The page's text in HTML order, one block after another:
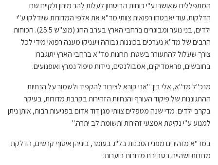
המתפללים שאושרו ע"י כוחות הביטחון לעלות להר מירון ולקיים שם
הדלקות. עוד יאבטחו רפואית צוותי מד"א את אלפי המדורות שיודלקו ע"י
ילדים, בני נוער ומבוגרים ברחבי הארץ בערב החג (מוצ"ש 25.5). הכוחות
הרבים של מד"א נערכים בכוננות גבוהה ויעניקו מענה רפואי מידי לכל
צורך שעלול להתעורר בשטח. תחנות מד"א ברחבי הארץ יתוגברו
בחובשים, פראמדיקים, אמבולנסים, ניידות טיפול נמרץ ואופנועים.
מנכ"ל מד"א, אלי בין: "אני קורא לציבור להקפיד ולשמור על הנחיות
ההתגוננות של פיקוד העורף והנחיות הזהירות בקרבת מדורות, בעיקר
בקרב ילדים. מדי שנה מטפלים צוותי מגן דוד אדום בפגיעות רבות, אותן ניתן
למנוע ע"י נקיטת אמצעי זהירות ותשומת לב יתרה."
במד"א מזהירים מפני הסכנות בל"ג בעומר, ביניהן איסוף קרשים, הדלקת
מדורות ושהייה בסביבת מדורות בוערות: